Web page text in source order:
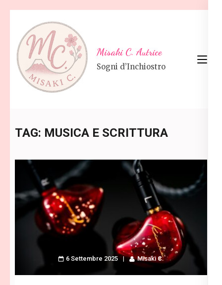
content
(Press
Enter)
Misaki C. Autrice
Sogni d’Inchiostro
TAG: MUSICA E SCRITTURA
6 Settembre 2025 Misaki C.